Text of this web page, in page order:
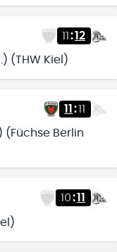
11 :12
(THW Kiel)
11 :11
(Füchse Berlin
10:11